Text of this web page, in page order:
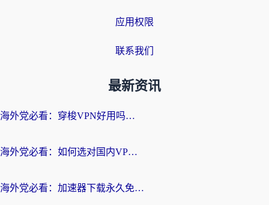
应用权限
联系我们
最新资讯
海外党必看：穿梭VPN好用吗？和云帆VPN对比哪个回国效果更好？附真实测评+避坑指南
海外党必看：如何选对国内VPN，实现无缝访问国内资源？
海外党必看：加速器下载永久免费版真的存在吗？教你无缝访问国内资源的正确姿势